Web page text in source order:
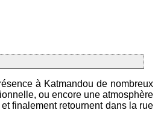
à Katmandou de nombreux
ou encore une atmosphère
finalement retournent dans la rue